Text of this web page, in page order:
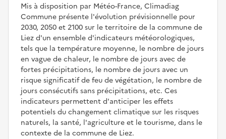
Mis à disposition par Météo-France, Climadiag
Commune présente l'évolution prévisionnelle pour
2030, 2050 et 2100 sur le territoire de la commune de
Liez d'un ensemble d'indicateurs météorologiques,
tels que la température moyenne, le nombre de jours
en vague de chaleur, le nombre de jours avec de
fortes précipitations, le nombre de jours avec un
risque significatif de feu de végétation, le nombre de
jours consécutifs sans précipitations, etc. Ces
indicateurs permettent d'anticiper les effets
potentiels du changement climatique sur les risques
naturels, la santé, l'agriculture et le tourisme, dans le
contexte de la commune de Liez.